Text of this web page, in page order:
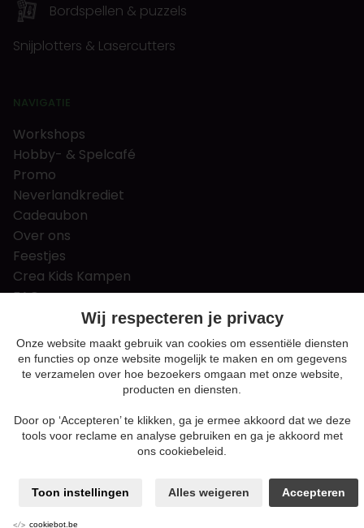
Bordspellen & puzzels
Snijplotters & Lasercutters
NAVIGATIE
Workshops
Hobby- & Spelcafé
Promo
Neverlandkrediet
Cadeaubon
Over ons
Feestjes
Crea Kids Kampen
FAQ
Tips & tricks
Contact
Nieuws & Vacatures
Algemene voorwaarden
Privacy en cookie policy
Sitemap
Wij respecteren je privacy
Onze website maakt gebruik van cookies om essentiële diensten
en functies op onze website mogelijk te maken en om gegevens
te verzamelen over hoe bezoekers omgaan met onze website,
producten en diensten.
Door op ‘Accepteren’ te klikken, ga je ermee akkoord dat we deze
tools voor reclame en analyse gebruiken en ga je akkoord met
ons cookiebeleid.
Toon instellingen Alles weigeren Accepteren
cookiebot.be